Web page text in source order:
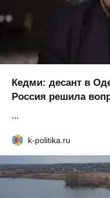
Кедми: десант в
Россия решила
...
k-politika.ru